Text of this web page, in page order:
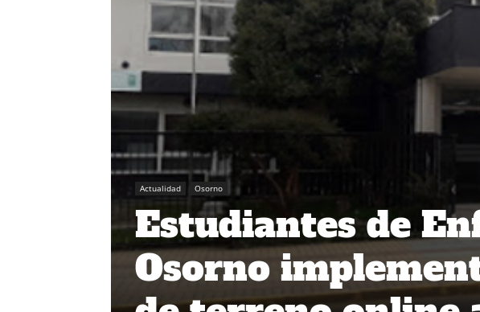
Actualidad Osorno
Estudiantes de
Osorno